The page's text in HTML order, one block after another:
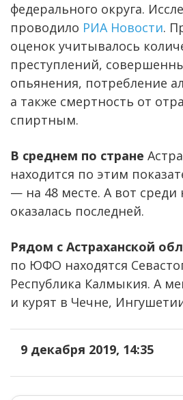
федерального округа.
проводило РИА Новости.
оценок учитывалось
преступлений,
опьянения, потребление
а также смертность от
спиртным.
В среднем по стране
находится по этим
— на 48 месте. А вот
оказалась последней.
Рядом с Астраханской
по ЮФО находятся
Республика Калмыкия. А
и курят в Чечне,
9 декабря 2019, 14:35